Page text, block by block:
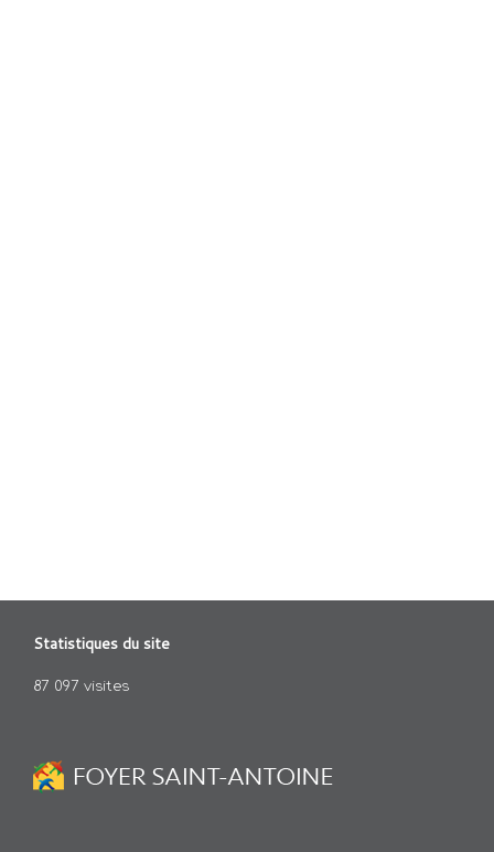
Statistiques du site
87 097 visites